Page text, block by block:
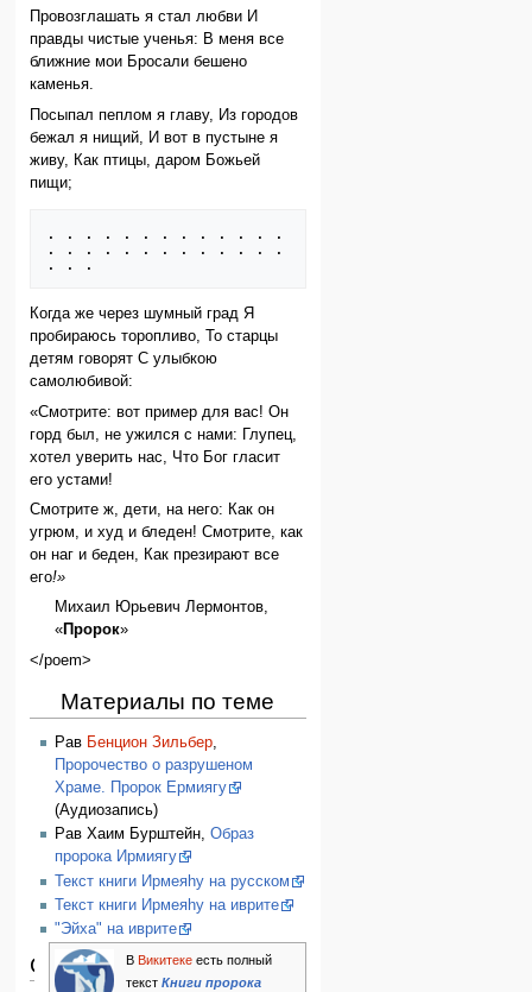
Провозглашать я стал любви И
правды чистые ученья: В меня все
ближние мои Бросали бешено
каменья.
Посыпал пеплом я главу, Из городов
бежал я нищий, И вот в пустыне я
живу, Как птицы, даром Бoжьей
пищи;
. . . . . . . . . . . . .
. . . . . . . . . . . . .
Когда же через шумный град Я
пробираюсь торопливо, То старцы
детям говорят С улыбкою
самолюбивой:
«Смотрите: вот пример для вас! Он
горд был, не ужился с нами: Глупец,
хотел уверить нас, Что Бoг гласит
его устами!
Смотрите ж, дети, на него: Как он
угрюм, и худ и бледен! Смотрите, как
он наг и беден, Как презирают все
его!»
Михаил Юрьевич Лермонтов,
«Пророк»
</poem>
Материалы по теме
Рав Бенцион Зильбер,
Пророчество о разрушеном
Храме. Пророк Ермиягу
(Аудиозапись)
Рав Хаим Бурштейн, Образ
пророка Ирмиягу
Текст книги Ирмеяhу на русском
Текст книги Ирмеяhу на иврите
"Эйха" на иврите
ВВикитеке есть полный
текстКниги пророка
Ссылки